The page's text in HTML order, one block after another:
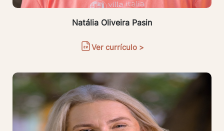
Natália Oliveira Pasin
Ver currículo >